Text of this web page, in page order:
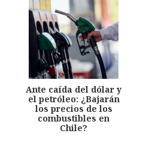
Ante caída del dólar y
el petróleo: ¿Bajarán
los precios de los
combustibles en
Chile?